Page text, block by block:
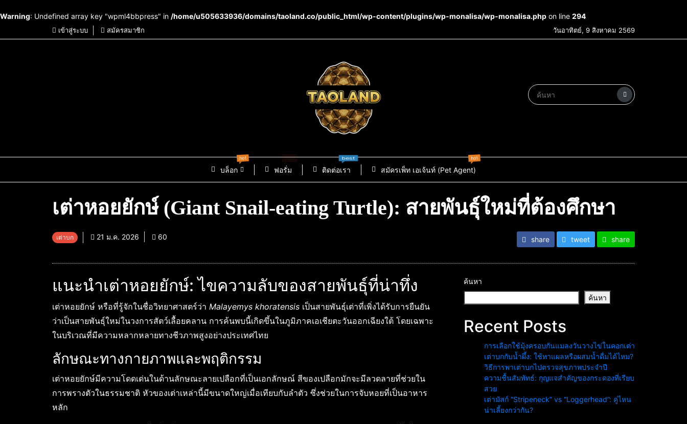
Warning: Undefined array key "wpml4bbpress" in /home/u505633936/domains/taoland.co/public_html/wp-content/plugins/wp-monalisa/wp-monalisa.php on line 294
เข้าสู่ระบบ สมัครสมาชิก วันอาทิตย์, 9 สิงหาคม 2569
บล็อก
hot
ฟอรั่ม
new
ติดต่อเรา
best
สมัครเพ็ท เอเจ้นท์ (Pet Agent)
hot
เต่าหอยยักษ์ (Giant Snail-eating Turtle): สายพันธุ์ใหม่ที่ต้องศึกษา
เต่าบก 21 ม.ค. 2026 60 share tweet share
แนะนำเต่าหอยยักษ์: ไขความลับของสายพันธุ์ที่น่าทึ่ง
เต่าหอยยักษ์ หรือที่รู้จักในชื่อวิทยาศาสตร์ว่า Malayemys khoratensis เป็นสายพันธุ์เต่าที่เพิ่งได้รับการยืนยัน
ว่าเป็นสายพันธุ์ใหม่ในวงการสัตว์เลื้อยคลาน การค้นพบนี้เกิดขึ้นในภูมิภาคเอเชียตะวันออกเฉียงใต้ โดยเฉพาะ
ในบริเวณที่มีความหลากหลายทางชีวภาพสูงอย่างประเทศไทย
ลักษณะทางกายภาพและพฤติกรรม
เต่าหอยยักษ์มีความโดดเด่นในด้านลักษณะลายเปลือกที่เป็นเอกลักษณ์ สีของเปลือกมักจะมีลวดลายที่ช่วยใน
การพรางตัวในธรรมชาติ หัวของเต่าเหล่านี้มีขนาดใหญ่เมื่อเทียบกับลำตัว ซึ่งช่วยในการจับหอยที่เป็นอาหาร
หลัก
ค้นหา
ค้นหา
Recent Posts
การเลือกใช้มุ้งครอบกันแมลงวันวางไข่ในคอกเต่า
เต่าบกกับน้ำผึ้ง: ใช้ทาแผลหรือผสมน้ำดื่มได้ไหม?
วิธีการพาเต่าบกไปตรวจสุขภาพประจำปี
ความชื้นสัมพัทธ์: กุญแจสำคัญของกระดองที่เรียบ
สวย
เต่ามัสก์ “Stripeneck” vs “Loggerhead”: คู่ไหน
น่าเลี้ยงกว่ากัน?